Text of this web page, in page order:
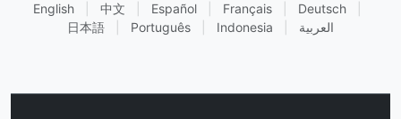
English 中文 Español Français Deutsch
日本語
Português Indonesia العربية